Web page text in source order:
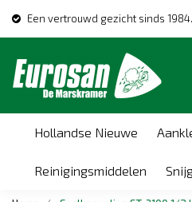
Een vertrouwd gezicht sinds 1984.
Hollandse Nieuwe
Reinigingsmiddelen